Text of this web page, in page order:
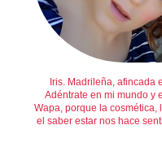
Iris. Madrileña, afincada
Adéntrate en mi mundo y
Wapa, porque la cosmética,
el saber estar nos hace